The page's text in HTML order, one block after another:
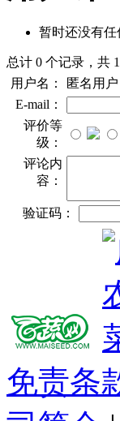
暂时还没有
总计 0 个记录，共
用户名：
匿名用户
E-mail：
评价等
级：
评论内
容：
验证码：
免责条